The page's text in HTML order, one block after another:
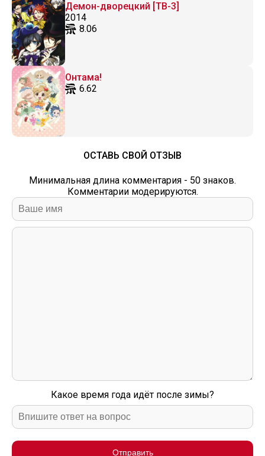
Демон-дворецкий [ТВ-3]
2014
8.06
Онтама!
6.62
ОСТАВЬ СВОЙ ОТЗЫВ
Минимальная длина комментария - 50 знаков.
Комментарии модерируются.
Какое время года идёт после зимы?
Отправить